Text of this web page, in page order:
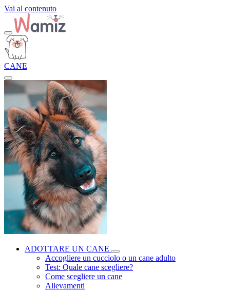
Vai al contenuto
CANE
ADOTTARE UN CANE
Accogliere un cucciolo o un cane adulto
Test: Quale cane scegliere?
Come scegliere un cane
Allevamenti